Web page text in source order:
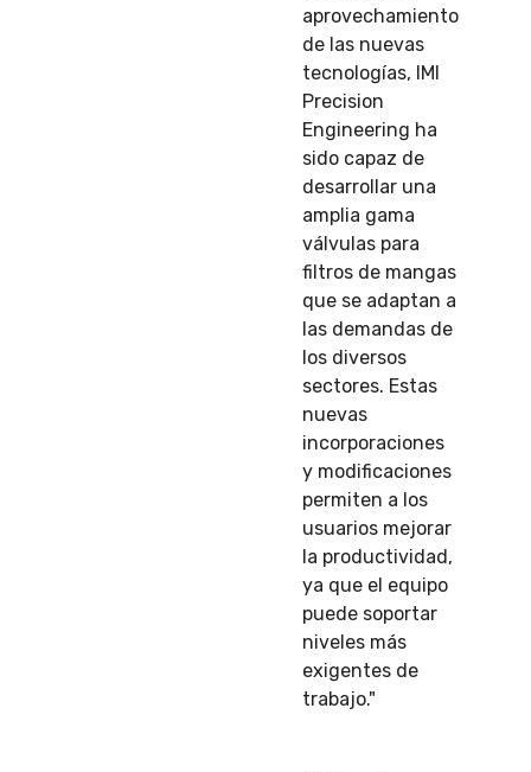
aprovechamiento
de las nuevas
tecnologías, IMI
Precision
Engineering ha
sido capaz de
desarrollar una
amplia gama
válvulas para
filtros de mangas
que se adaptan a
las demandas de
los diversos
sectores. Estas
nuevas
incorporaciones
y modificaciones
permiten a los
usuarios mejorar
la productividad,
ya que el equipo
puede soportar
niveles más
exigentes de
trabajo."